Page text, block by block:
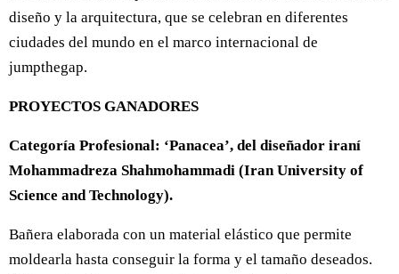
diseño y la arquitectura, que se celebran en diferentes
ciudades del mundo en el marco internacional de
jumpthegap.
PROYECTOS GANADORES
Categoría Profesional: ‘Panacea’, del diseñador iraní
Mohammadreza Shahmohammadi (Iran University of
Science and Technology).
Bañera elaborada con un material elástico que permite
moldearla hasta conseguir la forma y el tamaño deseados.